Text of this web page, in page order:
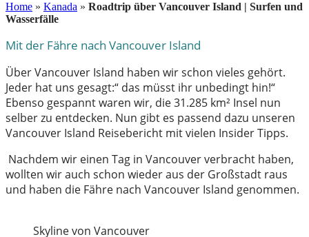
Home » Kanada » Roadtrip über Vancouver Island | Surfen und
Wasserfälle
Mit der Fähre nach Vancouver Island
Über Vancouver Island haben wir schon vieles gehört.
Jeder hat uns gesagt:“ das müsst ihr unbedingt hin!“
Ebenso gespannt waren wir, die 31.285 km² Insel nun
selber zu entdecken. Nun gibt es passend dazu unseren
Vancouver Island Reisebericht mit vielen Insider Tipps.
Nachdem wir einen Tag in Vancouver verbracht haben,
wollten wir auch schon wieder aus der Großstadt raus
und haben die Fähre nach Vancouver Island genommen.
Skyline von Vancouver